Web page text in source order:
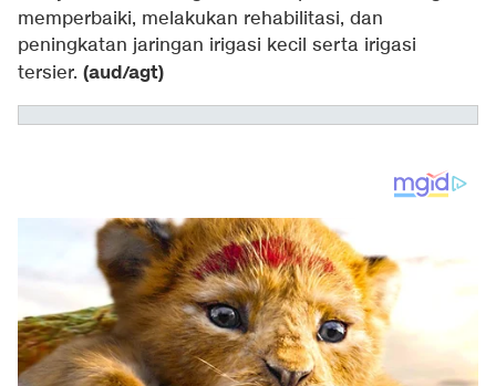
memperbaiki, melakukan rehabilitasi, dan
peningkatan jaringan irigasi kecil serta irigasi
tersier. (aud/agt)